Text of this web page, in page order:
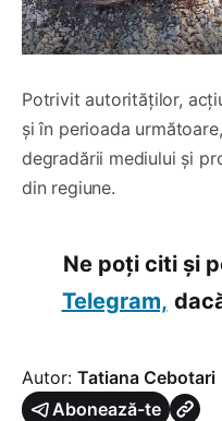
Potrivit autorităților,
și în perioada
degradării mediului și
din regiune.
Ne poți citi și
Telegram,
Autor: Tatiana Cebotari
Abonează-te